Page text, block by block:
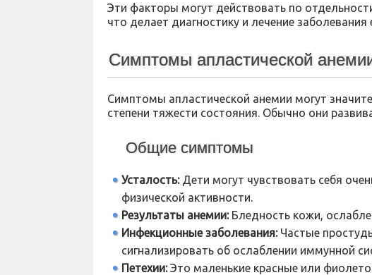
Эти факторы могут действовать по
что делает диагностику и лечение
Симптомы апластической
Симптомы апластической анемии могут
степени тяжести состояния. Обычно они
Общие симптомы
Усталость:Дети могут чувствовать себя
физической активности.
Результаты анемии:Бледность кожи,
Инфекционные заболевания:Частые
сигнализировать об ослаблении иммунной
Петехии:Это маленькие красные или